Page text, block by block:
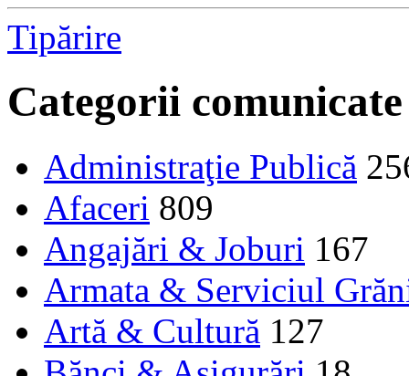
Tipărire
Categorii comunicate
Administraţie Publică
Afaceri 809
Angajări & Joburi 167
Armata & Serviciul
Artă & Cultură 127